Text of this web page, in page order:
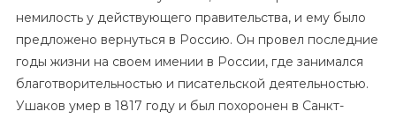
немилость у действующего правительства, и ему было
предложено вернуться в Россию. Он провел последние
годы жизни на своем имении в России, где занимался
благотворительностью и писательской деятельностью.
Ушаков умер в 1817 году и был похоронен в Санкт-